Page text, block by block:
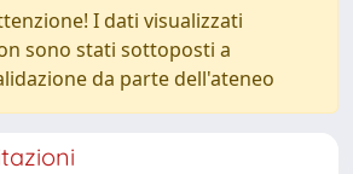
I dati visualizzati
sono stati sottoposti a
da parte dell'ateneo